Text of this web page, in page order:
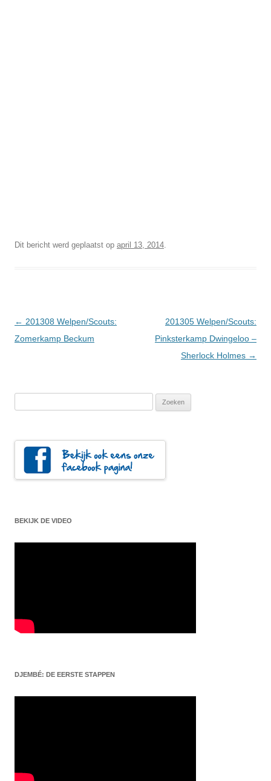
Dit bericht werd geplaatst op april 13, 2014
Berichtnavigatie
← 201308 Welpen/Scouts:
Zomerkamp Beckum
201305 Welpen/Scouts:
Pinksterkamp Dwingeloo –
Sherlock Holmes →
naar:
BEKIJK DE VIDEO
DJEMBÉ: DE EERSTE STAPPEN